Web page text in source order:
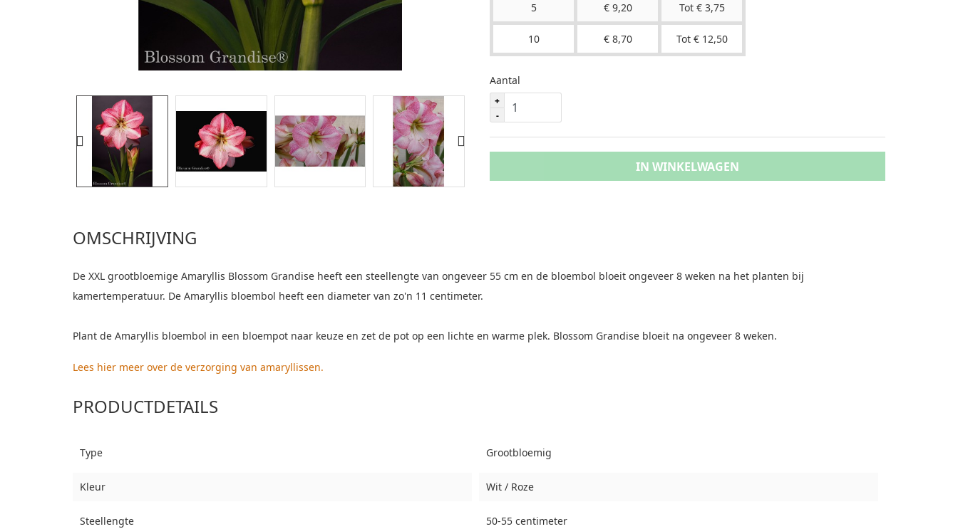
5 € 9,20 Tot € 3,75
10 € 8,70 Tot € 12,50
Aantal
IN WINKELWAGEN
OMSCHRIJVING
De XXL grootbloemige Amaryllis Blossom Grandise heeft een steellengte van ongeveer 55 cm en de bloembol bloeit ongeveer 8 weken na het planten bij
kamertemperatuur. De Amaryllis bloembol heeft een diameter van zo'n 11 centimeter.
Plant de Amaryllis bloembol in een bloempot naar keuze en zet de pot op een lichte en warme plek. Blossom Grandise bloeit na ongeveer 8 weken.
Lees hier meer over de verzorging van amaryllissen.
PRODUCTDETAILS
Type Grootbloemig
Kleur Wit / Roze
Steellengte 50-55 centimeter